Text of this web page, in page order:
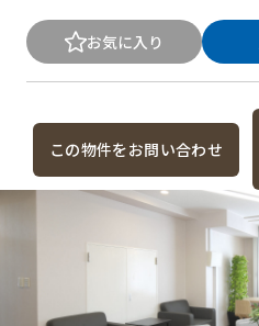
お気に入り
この物件をお問い合わせ